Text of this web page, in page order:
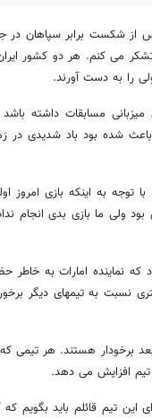
پس از شکست برابر سپاهان در
می کنم. هر دو کشور
را به دست آورند.
مسابقات داشته باشد
باعث شده بود باد شدیدی در
به اینکه بازی امروز
ولی ما بازی بدی انجام
نماینده امارات به خاطر
نسبت به تیمهای دیگر
برخودار هستند. هر تیمی
افزایش می دهد.
تیم قائلم باید بگویم که